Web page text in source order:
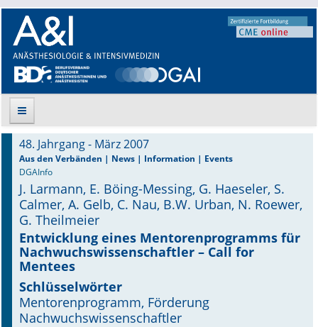
Suche
Aktuelle Ausgabe
Leitlinien
Archiv
Supplements
Supplements OrphanAnesthesia
48. Jahrgang - März 2007
Aus den Verbänden | News | Information | Events
DGAInfo
J. Larmann, E. Böing-Messing, G. Haeseler, S.
Calmer, A. Gelb, C. Nau, B.W. Urban, N. Roewer,
G. Theilmeier
Entwicklung eines Mentorenprogramms für
Nachwuchswissenschaftler – Call for
Mentees
Schlüsselwörter
Mentorenprogramm, Förderung
Nachwuchswissenschaftler